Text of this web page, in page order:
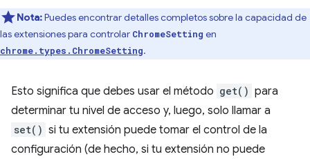
Nota:Puedes encontrar detalles completos sobre la capacidad de
las extensiones para controlar ChromeSetting en
chrome.types.ChromeSetting.
Esto significa que debes usar el método get() para
determinar tu nivel de acceso y, luego, solo llamar a
set() si tu extensión puede tomar el control de la
configuración (de hecho, si tu extensión no puede